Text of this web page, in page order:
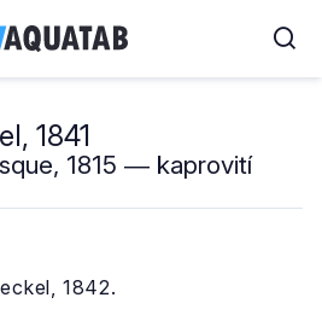
1841
1815 ― kaprovití
1842.